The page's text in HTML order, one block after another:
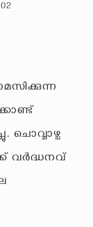
ചൊവ്വാഴ്ച
വർദ്ധനവ്